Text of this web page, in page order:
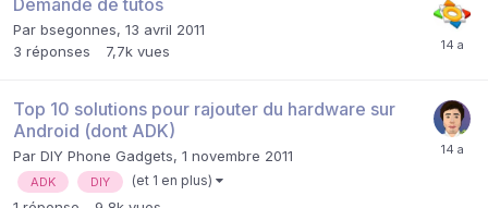
Par bsegonnes, 13 avril 2011
3 réponses 7,7k vues
Top 10 solutions pour rajouter du hardware sur
Android (dont ADK)
Par DIY Phone Gadgets, 1 novembre 2011
ADK DIY (et 1 en plus)